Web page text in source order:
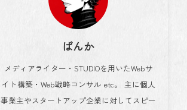
ばんか
メディアライター・STUDIOを用いたWebサ
イト構築・Web戦略コンサル etc。 主に個人
事業主やスタートアップ企業に対してスピー